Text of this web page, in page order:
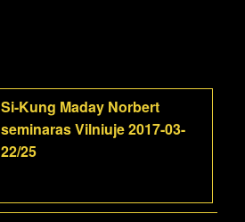
Si-Kung Maday Norbert
seminaras Vilniuje 2017-03-
22/25